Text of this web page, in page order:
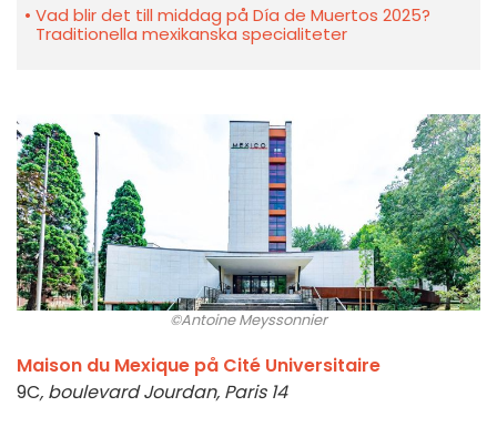
Vad blir det till middag på Día de Muertos 2025?
Traditionella mexikanska specialiteter
©Antoine Meyssonnier
Maison du Mexique på Cité Universitaire
9C, boulevard Jourdan, Paris 14